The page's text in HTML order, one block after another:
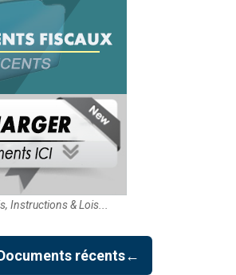
Instructions & Lois...
récents←